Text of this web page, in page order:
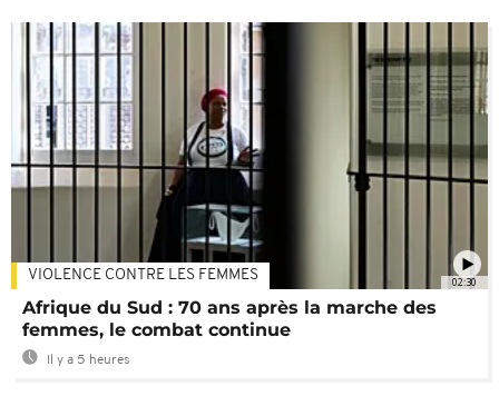
02:30
VIOLENCE CONTRE LES FEMMES
Afrique du Sud : 70 ans après la marche des
femmes, le combat continue
Il y a 5 heures